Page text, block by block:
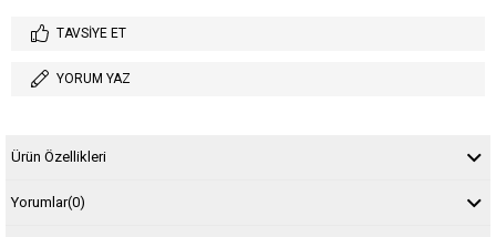
TAVSIYE ET
YORUM YAZ
Ürün Özellikleri
Yorumlar(0)